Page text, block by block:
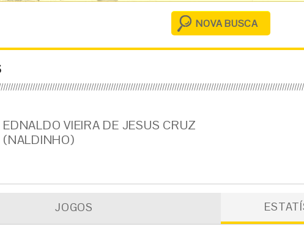
NOVA BUSCA
EDNALDO VIEIRA DE JESUS CRUZ
(NALDINHO)
JOGOS